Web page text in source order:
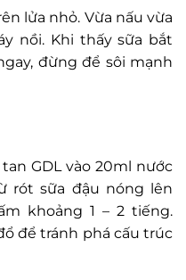
lửa nhỏ. Vừa nấu vừa
nồi. Khi thấy sữa bắt
đừng để sôi mạnh
GDL vào 20ml nước
rót sữa đậu nóng lên
khoảng 1 – 2 tiếng.
để tránh phá cấu trúc